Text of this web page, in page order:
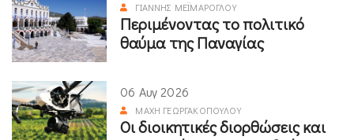
ΓΙΆΝΝΗΣ ΜΕΪΜΆΡΟΓΛΟΥ
Περιμένοντας το πολιτικό
θαύμα της Παναγίας
06 Αυγ 2026
ΜΆΧΗ ΓΕΩΡΓΑΚΟΠΟΎΛΟΥ
Οι διοικητικές διορθώσεις και